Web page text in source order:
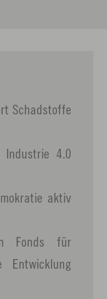
Schadstoffe
Industrie 4.0
aktiv
Fonds für
Entwicklung